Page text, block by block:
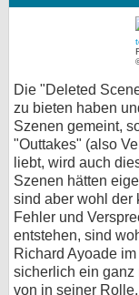
Die "Deleted
zu bieten haben
Szenen gemeint,
"Outtakes" (also
liebt, wird auch
Szenen hätten
sind aber wohl der
Fehler und
entstehen, sind
Richard Ayoade
sicherlich ein ganz
von in seiner